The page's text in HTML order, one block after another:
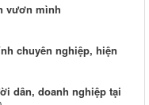
vươn mình
chuyên nghiệp, hiện
dân, doanh nghiệp tại